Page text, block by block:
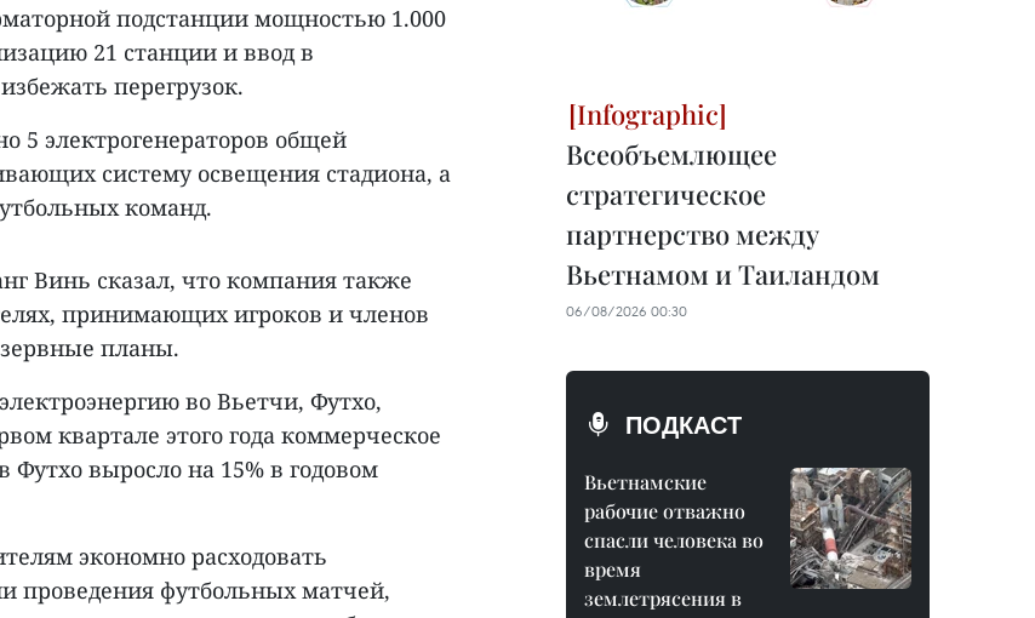
подстанции мощностью 1.000
21 станции и ввод в
перегрузок.
5 электрогенераторов общей
систему освещения стадиона, а
команд.
Винь сказал, что компания также
принимающих игроков и членов
планы.
во Вьетчи, Футхо,
квартале этого года коммерческое
Футхо выросло на 15% в годовом
экономно расходовать
проведения футбольных матчей,
Всеобъемлющее
стратегическое
партнерство между
Вьетнамом и Таиландом
06/08/2026 00:30
ПОДКАСТ
Вьетнамские
рабочие отважно
спасли человека во
время
землетрясения в